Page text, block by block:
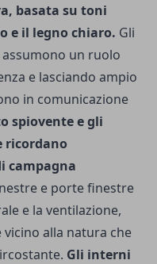
basata su toni
e il legno chiaro. Gli
un ruolo
e lasciando ampio
in comunicazione
spiovente e gli
ricordano
campagna
e porte finestre
e la ventilazione,
alla natura che
Gli interni